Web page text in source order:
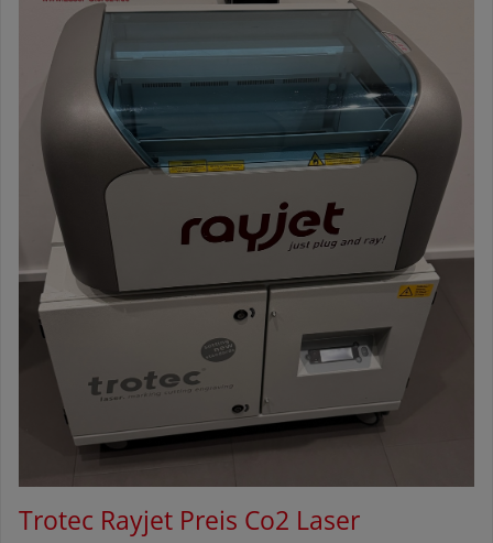
Trotec Rayjet Preis Co2 Laser